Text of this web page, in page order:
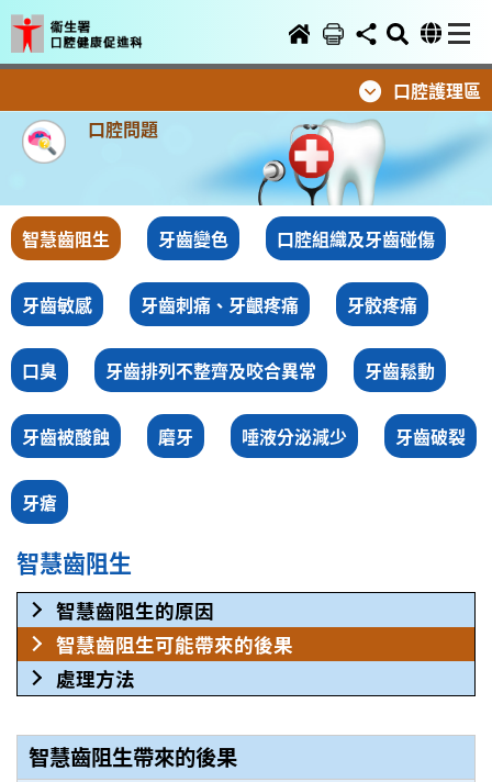
口腔護理區
口腔問題
智慧齒阻生 牙齒變色 口腔組織及牙齒碰傷
牙齒敏感 牙齒刺痛、牙齦疼痛 牙骹疼痛
口臭 牙齒排列不整齊及咬合異常 牙齒鬆動
牙齒被酸蝕 磨牙 唾液分泌減少 牙齒破裂
牙瘡
智慧齒阻生
智慧齒阻生的原因
智慧齒阻生可能帶來的後果
處理方法
智慧齒阻生帶來的後果